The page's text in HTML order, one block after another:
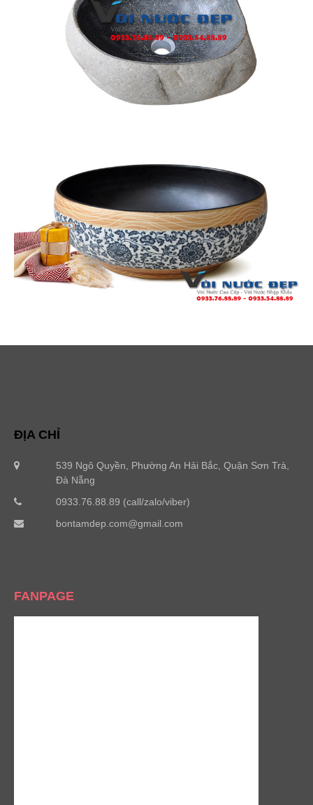
ĐỊA CHỈ
539 Ngô Quyền, Phường An Hải Bắc, Quận Sơn Trà,
Đà Nẵng
0933.76.88.89 (call/zalo/viber)
bontamdep.com@gmail.com
FANPAGE